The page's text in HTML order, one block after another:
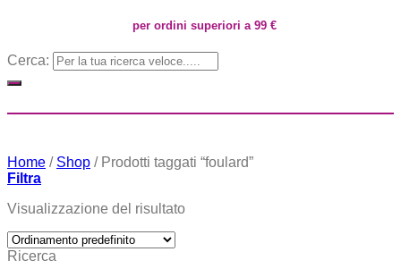
per ordini superiori a 99 €
Cerca:
Home / Shop /Prodotti taggati “foulard”
Filtra
Visualizzazione del risultato
Ricerca